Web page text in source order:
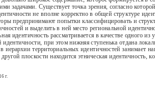
задачами. Существует точка зрения, согласно
не вполне корректно в общей структуре
предпринимают попытки классифицировать и
и выделить в ней место региональной
идентичность рассматривается в качестве одного из
идентичности, при этом нижняя ступенька отдана
иерархии территориальных идентичностей занимает
плоскости находится этническая идентичность,
г.